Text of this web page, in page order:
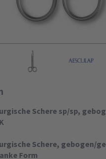
Schere sp/sp,
Schere, gebogen/
Form